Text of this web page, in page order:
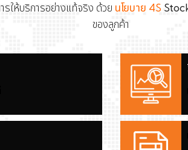
ให้บริการอย่างแท้จริง ด้วย นโยบาย 4S
ของลูกค้า